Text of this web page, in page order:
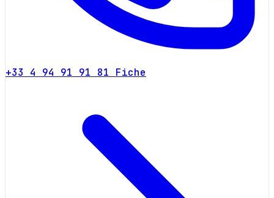
+33 4 94 91 91 81 Fiche